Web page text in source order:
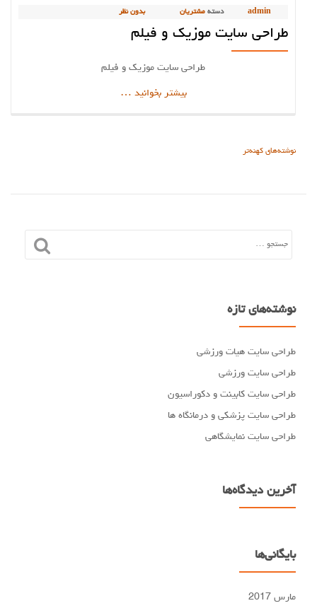
admin دسته مشتریان بدون نظر
طراحی سایت موزیک و فیلم
طراحی سایت موزیک و فیلم
بیشتر بخوانیددربارهطراحی
…
راهبری
نوشته‌های کهنه‌تر
نوشته‌های تازه
طراحی سایت هیات ورزشی
طراحی سایت ورزشی
طراحی سایت کابینت و دکوراسیون
طراحی سایت پزشکی و درمانگاه ها
طراحی سایت نمایشگاهی
آخرین دیدگاه‌ها
بایگانی‌ها
مارس 2017